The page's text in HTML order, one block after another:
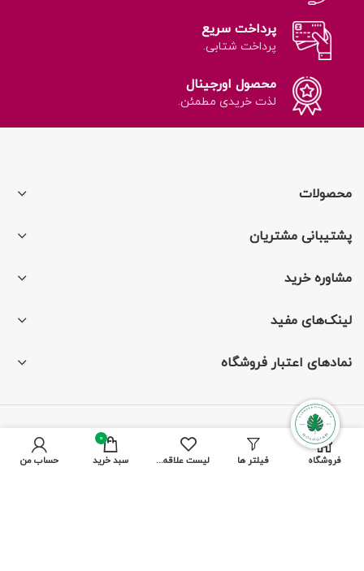
پرداخت سریع
پرداخت شتابی.
محصول اورجینال
لذت خریدی مطمئن.
محصولات
پشتیبانی مشتریان
مشاوره خرید
لینک‌های مفید
نمادهای اعتبار فروشگاه
با ما همراه باشید
فروشگاه فیلتر ها لیست علاقه مندی ها
0
سبد خرید حساب من